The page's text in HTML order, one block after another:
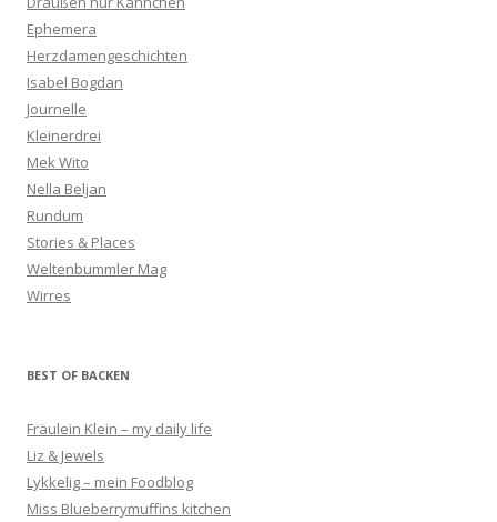
Ephemera
Herzdamengeschichten
Isabel Bogdan
Journelle
Kleinerdrei
Mek Wito
Nella Beljan
Rundum
Stories & Places
Weltenbummler Mag
Wirres
BEST OF BACKEN
Fräulein Klein – my daily life
Liz & Jewels
Lykkelig – mein Foodblog
Miss Blueberrymuffins kitchen